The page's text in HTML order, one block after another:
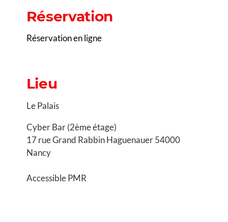
Réservation
Réservation en ligne
Lieu
Le Palais
Cyber Bar (2ème étage)
17 rue Grand Rabbin Haguenauer 54000
Nancy
Accessible PMR